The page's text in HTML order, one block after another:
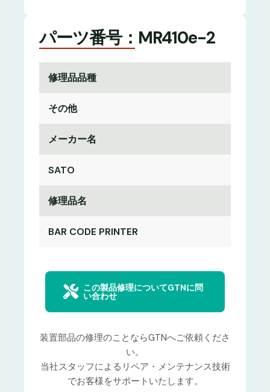
パーツ番号：MR410e-2
修理品品種
その他
メーカー名
SATO
修理品名
BAR CODE PRINTER
この製品修理についてGTNに問
い合わせ
装置部品の修理のことならGTNへご依頼くださ
い。
当社スタッフによるリペア・メンテナンス技術
でお客様をサポートいたします。